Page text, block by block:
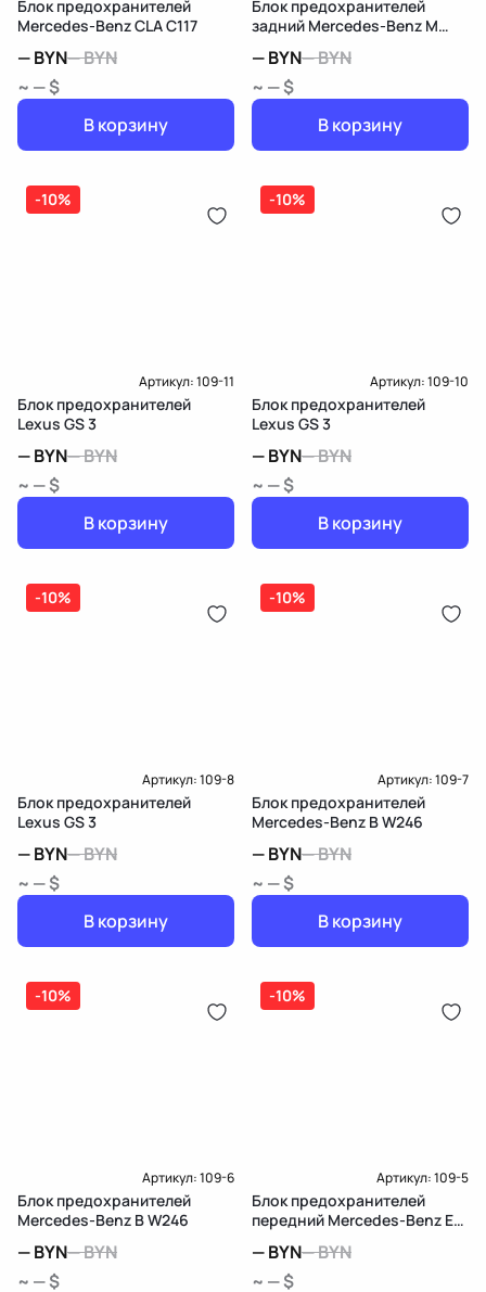
Блок предохранителей
Mercedes-Benz CLA C117
—BYN—BYN
~ — $
В корзину
Блок предохранителей
задний Mercedes-Benz M
—BYN—BYN
~ — $
В корзину
-10%
Артикул:109-11
Блок предохранителей
Lexus GS 3
—BYN—BYN
~ — $
В корзину
-10%
Артикул:109-10
Блок предохранителей
Lexus GS 3
—BYN—BYN
~ — $
В корзину
-10%
Артикул:109-8
Блок предохранителей
Lexus GS 3
—BYN—BYN
~ — $
В корзину
-10%
Артикул:109-7
Блок предохранителей
Mercedes-Benz B W246
—BYN—BYN
~ — $
В корзину
-10%
Артикул:109-6
Блок предохранителей
Mercedes-Benz B W246
—BYN—BYN
~ — $
-10%
Артикул:109-5
Блок предохранителей
передний Mercedes-Benz E
—BYN—BYN
~ — $